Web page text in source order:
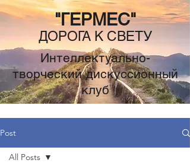
"ГЕРМЕС"
ДОРОГА К СВЕТУ
Интеллектуально-
творческий дискуссионный
клуб
Post
All Posts